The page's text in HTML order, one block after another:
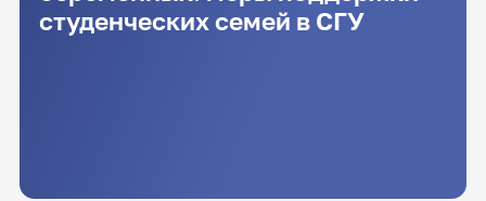
студенческих семей в СГУ